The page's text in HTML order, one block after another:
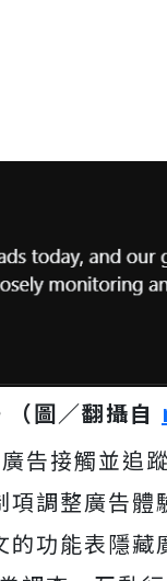
圖／翻攝自
告接觸並追
調整廣告體
功能表隱藏